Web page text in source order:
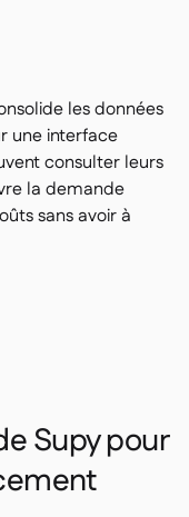
les données
une interface
consulter leurs
la demande
sans avoir à
Supy pour